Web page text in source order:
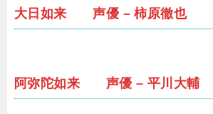
大日如来 声優 – 柿原徹也
阿弥陀如来 声優 – 平川大輔